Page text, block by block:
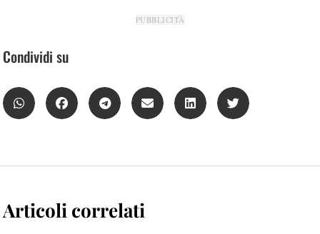
PUBBLICITÀ
Condividi su
Articoli correlati